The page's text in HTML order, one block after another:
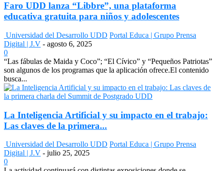
Faro UDD lanza “Libbre”, una plataforma
educativa gratuita para niños y adolescentes
Universidad del Desarrollo UDD Portal Educa | Grupo Prensa
Digital | J.V - agosto 6, 2025
0
“Las fábulas de Maida y Coco”; “El Cívico” y “Pequeños Patriotas”
son algunos de los programas que la aplicación ofrece.El contenido
busca...
La Inteligencia Artificial y su impacto en el trabajo:
Las claves de la primera...
Universidad del Desarrollo UDD Portal Educa | Grupo Prensa
Digital | J.V - julio 25, 2025
0